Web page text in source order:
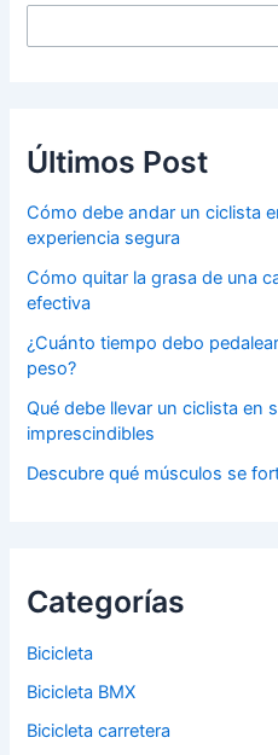
Últimos Post
Cómo debe andar un ciclista
experiencia segura
Cómo quitar la grasa de una
efectiva
¿Cuánto tiempo debo
peso?
Qué debe llevar un ciclista en
imprescindibles
Descubre qué músculos se
Categorías
Bicicleta
Bicicleta BMX
Bicicleta carretera